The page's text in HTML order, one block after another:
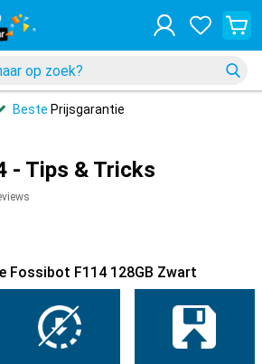
Beste Prijsgarantie
- Tips & Tricks
Fossibot F114 128GB Zwart